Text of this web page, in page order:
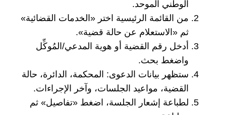
الوطني الموحد.
من القائمة الرئيسية اختر «الخدمات القضائية»
ثم «الاستعلام عن حالة قضية».
أدخل رقم القضية أو هوية المدعي/المُوكِّل
واضغط بحث.
ستظهر بيانات الدعوى: المحكمة، الدائرة، حالة
القضية، مواعيد الجلسات، وآخر الإجراءات.
لطباعة إشعار الجلسة، اضغط «تفاصيل» ثم